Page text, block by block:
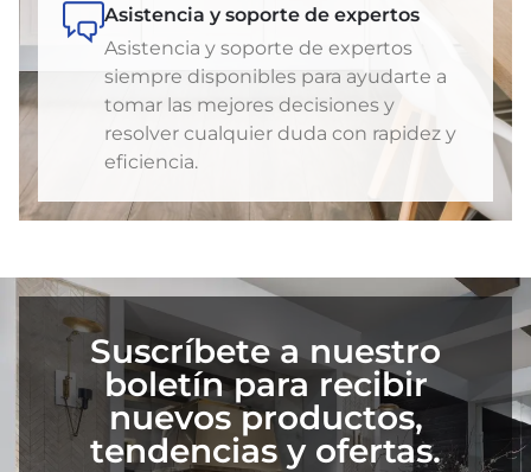
Asistencia y soporte de expertos
Asistencia y soporte de expertos
siempre disponibles para ayudarte a
tomar las mejores decisiones y
resolver cualquier duda con rapidez y
eficiencia.
Suscríbete a nuestro
boletín para recibir
nuevos productos,
tendencias y ofertas.